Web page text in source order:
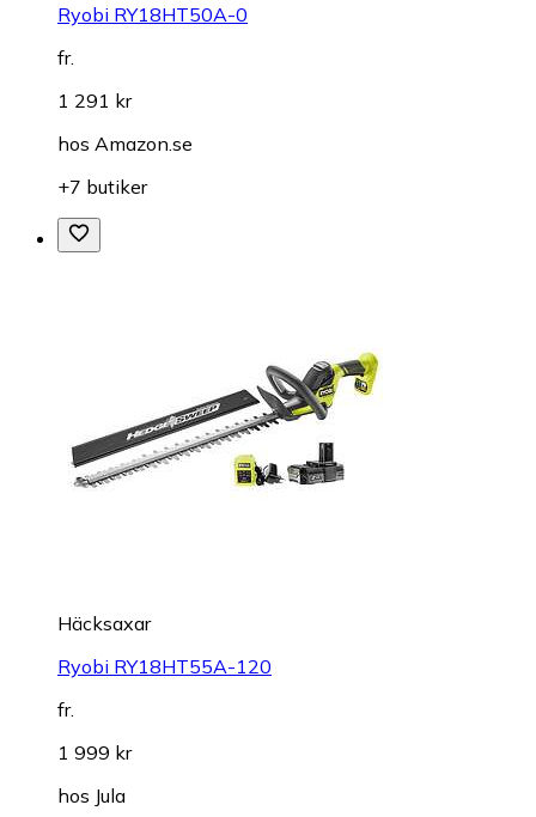
Ryobi RY18HT50A-0
fr.
1 291 kr
hos Amazon.se
+7 butiker
Häcksaxar
Ryobi RY18HT55A-120
fr.
1 999 kr
hos Jula